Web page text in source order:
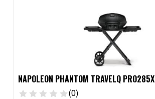
NAPOLEON PHANTOM TRAVELQ PRO285X
(0)